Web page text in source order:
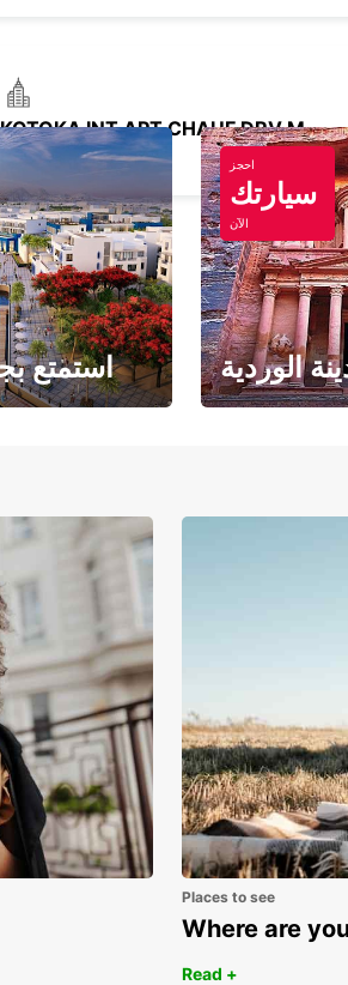
KOTOKA INT APT CHAUF DRV MEET GREET
ACCRA - GHANA
استمتع
احجز
سيارتك
الآن
الوردية
Places to see
Where are
Read +